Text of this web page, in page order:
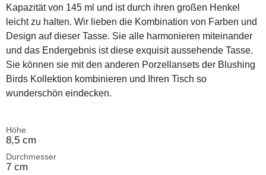
Kapazität von 145 ml und ist durch ihren großen Henkel
leicht zu halten. Wir lieben die Kombination von Farben und
Design auf dieser Tasse. Sie alle harmonieren miteinander
und das Endergebnis ist diese exquisit aussehende Tasse.
Sie können sie mit den anderen Porzellansets der Blushing
Birds Kollektion kombinieren und Ihren Tisch so
wunderschön eindecken.
Höhe
8,5 cm
Durchmesser
7 cm